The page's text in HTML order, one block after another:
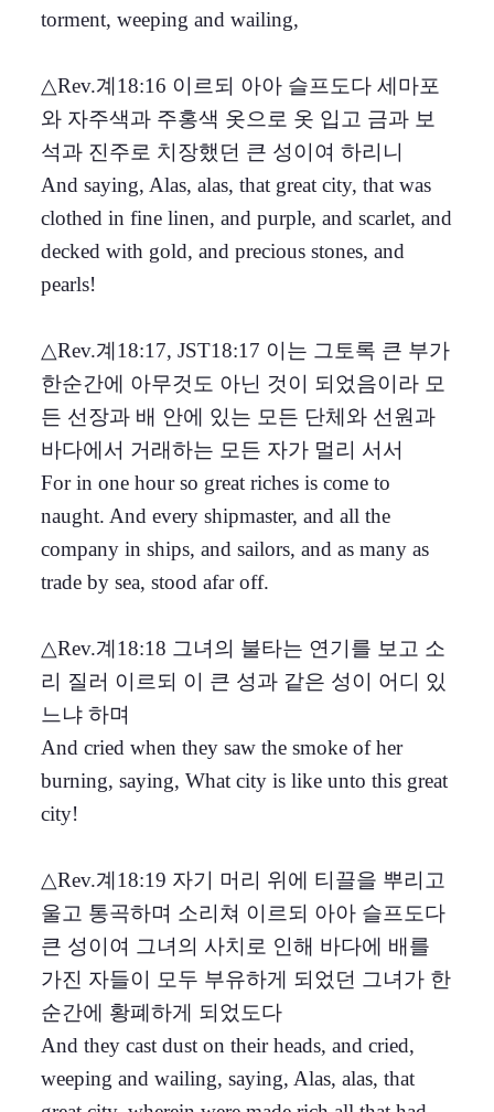
torment, weeping and wailing,
△Rev.계18:16 이르되 아아 슬프도다 세마포
와 자주색과 주홍색 옷으로 옷 입고 금과 보
석과 진주로 치장했던 큰 성이여 하리니
And saying, Alas, alas, that great city, that was
clothed in fine linen, and purple, and scarlet, and
decked with gold, and precious stones, and
pearls!
△Rev.계18:17, JST18:17 이는 그토록 큰 부가
한순간에 아무것도 아닌 것이 되었음이라 모
든 선장과 배 안에 있는 모든 단체와 선원과
바다에서 거래하는 모든 자가 멀리 서서
For in one hour so great riches is come to
naught. And every shipmaster, and all the
company in ships, and sailors, and as many as
trade by sea, stood afar off.
△Rev.계18:18 그녀의 불타는 연기를 보고 소
리 질러 이르되 이 큰 성과 같은 성이 어디 있
느냐 하며
And cried when they saw the smoke of her
burning, saying, What city is like unto this great
city!
△Rev.계18:19 자기 머리 위에 티끌을 뿌리고
울고 통곡하며 소리쳐 이르되 아아 슬프도다
큰 성이여 그녀의 사치로 인해 바다에 배를
가진 자들이 모두 부유하게 되었던 그녀가 한
순간에 황폐하게 되었도다
And they cast dust on their heads, and cried,
weeping and wailing, saying, Alas, alas, that